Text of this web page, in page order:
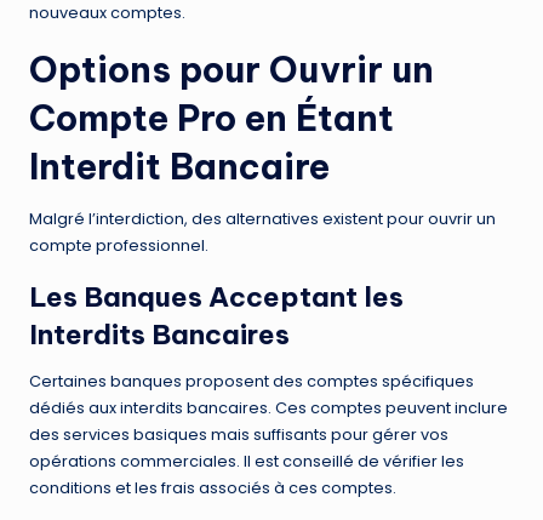
nouveaux comptes.
Options pour Ouvrir un
Compte Pro en Étant
Interdit Bancaire
Malgré l’interdiction, des alternatives existent pour ouvrir un
compte professionnel.
Les Banques Acceptant les
Interdits Bancaires
Certaines banques proposent des comptes spécifiques
dédiés aux interdits bancaires. Ces comptes peuvent inclure
des services basiques mais suffisants pour gérer vos
opérations commerciales. Il est conseillé de vérifier les
conditions et les frais associés à ces comptes.